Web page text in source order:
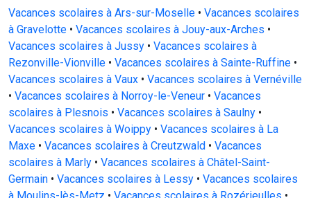
Vacances scolaires à Ars-sur-Moselle • Vacances scolaires
à Gravelotte • Vacances scolaires à Jouy-aux-Arches •
Vacances scolaires à Jussy • Vacances scolaires à
Rezonville-Vionville • Vacances scolaires à Sainte-Ruffine •
Vacances scolaires à Vaux • Vacances scolaires à Vernéville
• Vacances scolaires à Norroy-le-Veneur • Vacances
scolaires à Plesnois • Vacances scolaires à Saulny •
Vacances scolaires à Woippy • Vacances scolaires à La
Maxe • Vacances scolaires à Creutzwald • Vacances
scolaires à Marly • Vacances scolaires à Châtel-Saint-
Germain • Vacances scolaires à Lessy • Vacances scolaires